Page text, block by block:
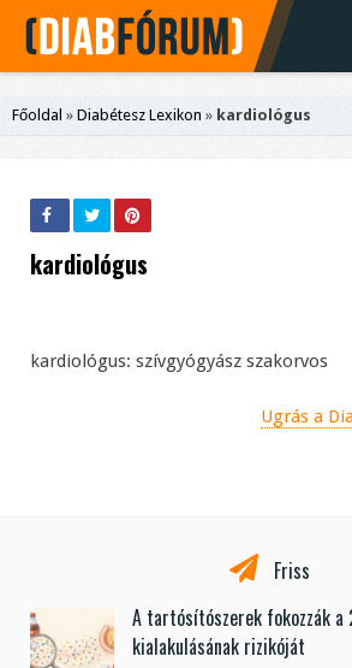
Főoldal » Diabétesz Lexikon » kardiológus
kardiológus
kardiológus: szívgyógyász szakorvos
Ugrás a
Friss
A tartósítószerek fokozzák a
kialakulásának rizikóját